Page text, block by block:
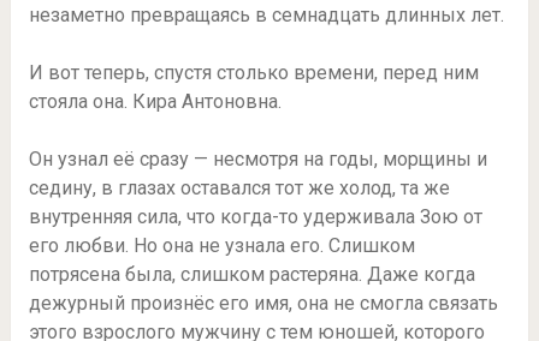
незаметно превращаясь в семнадцать длинных лет.
И вот теперь, спустя столько времени, перед ним
стояла она. Кира Антоновна.
Он узнал её сразу — несмотря на годы, морщины и
седину, в глазах оставался тот же холод, та же
внутренняя сила, что когда-то удерживала Зою от
его любви. Но она не узнала его. Слишком
потрясена была, слишком растеряна. Даже когда
дежурный произнёс его имя, она не смогла связать
этого взрослого мужчину с тем юношей, которого